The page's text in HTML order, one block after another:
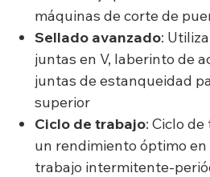
máquinas de corte de
Sellado avanzado:
juntas en V, laberinto de
juntas de estanqueidad
superior
Ciclo de trabajo: Ciclo
un rendimiento óptimo
trabajo intermitente-